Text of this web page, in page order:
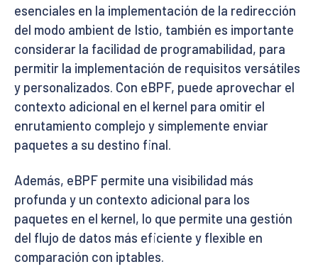
esenciales en la implementación de la redirección
del modo ambient de Istio, también es importante
considerar la facilidad de programabilidad, para
permitir la implementación de requisitos versátiles
y personalizados. Con eBPF, puede aprovechar el
contexto adicional en el kernel para omitir el
enrutamiento complejo y simplemente enviar
paquetes a su destino final.
Además, eBPF permite una visibilidad más
profunda y un contexto adicional para los
paquetes en el kernel, lo que permite una gestión
del flujo de datos más eficiente y flexible en
comparación con iptables.